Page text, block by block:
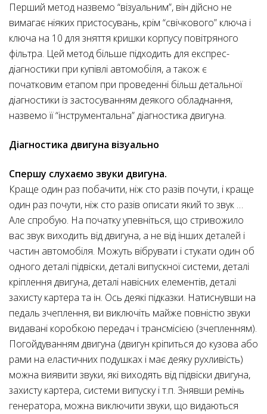
Перший метод назвемо “візуальним”, він дійсно не
вимагає ніяких пристосувань, крім “свічкового” ключа і
ключа на 10 для зняття кришки корпусу повітряного
фільтра. Цей метод більше підходить для експрес-
діагностики при купівлі автомобіля, а також є
початковим етапом при проведенні більш детальної
діагностики із застосуванням деякого обладнання,
назвемо її “інструментальна” діагностика двигуна.
Діагностика двигуна візуально
Спершу слухаємо звуки двигуна.
Краще один раз побачити, ніж сто разів почути, і краще
один раз почути, ніж сто разів описати який то звук …
Але спробую. На початку упевніться, що стривожило
вас звук виходить від двигуна, а не від інших деталей і
частин автомобіля. Можуть вібрувати і стукати один об
одного деталі підвіски, деталі випускної системи, деталі
кріплення двигуна, деталі навісних елементів, деталі
захисту картера та ін. Ось деякі підказки. Натиснувши на
педаль зчеплення, ви виключіть майже повністю звуки
видавані коробкою передач і трансмісією (зчепленням).
Погойдуванням двигуна (двигун кріпиться до кузова або
рами на еластичних подушках і має деяку рухливість)
можна виявити звуки, які виходять від підвіски двигуна,
захисту картера, системи випуску і т.п. Знявши ремінь
генератора, можна виключити звуки, що видаються